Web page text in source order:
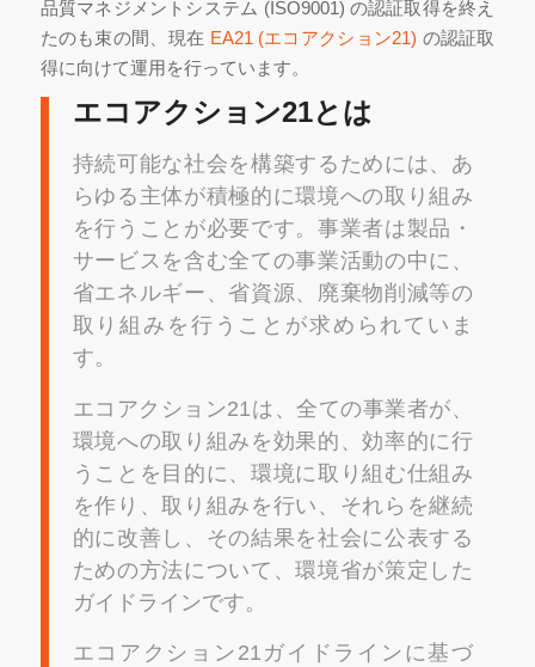
品質マネジメントシステム (ISO9001) の認証取得を終え
たのも束の間、現在 EA21 (エコアクション21) の認証取
得に向けて運用を行っています。
エコアクション21とは
持続可能な社会を構築するためには、あ
らゆる主体が積極的に環境への取り組み
を行うことが必要です。事業者は製品・
サービスを含む全ての事業活動の中に、
省エネルギー、省資源、廃棄物削減等の
取り組みを行うことが求められていま
す。
エコアクション21は、全ての事業者が、
環境への取り組みを効果的、効率的に行
うことを目的に、環境に取り組む仕組み
を作り、取り組みを行い、それらを継続
的に改善し、その結果を社会に公表する
ための方法について、環境省が策定した
ガイドラインです。
エコアクション21ガイドラインに基づ